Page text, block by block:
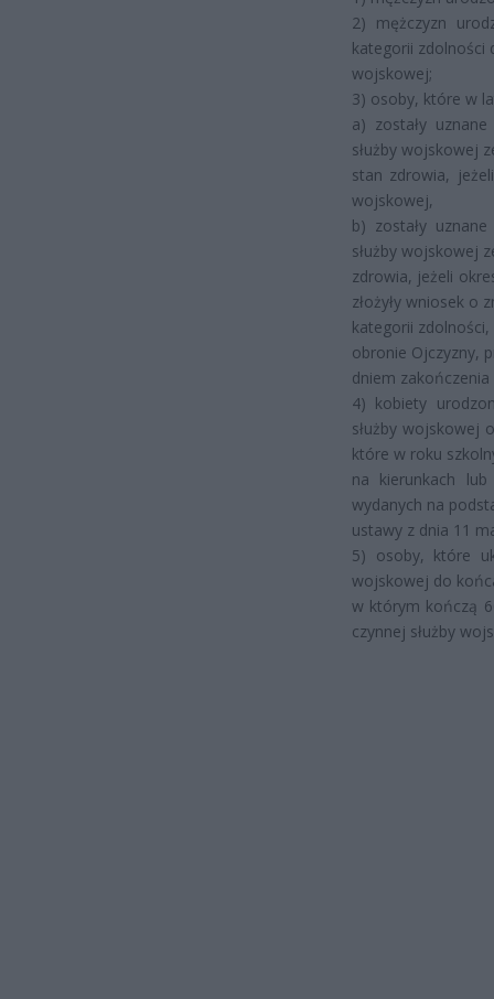
2) mężczyzn
kategorii zdolności
wojskowej;
3) osoby, które w
a) zostały
służby wojskowej
stan zdrowia,
wojskowej,
b) zostały
służby wojskowej
zdrowia, jeżeli
złożyły wniosek o
kategorii
obronie Ojczyzny,
dniem
4) kobiety
służby wojskowej
które w roku
na kierunkach
wydanych na
ustawy z dnia 11
5) osoby, które
wojskowej do
w którym kończą
czynnej służby